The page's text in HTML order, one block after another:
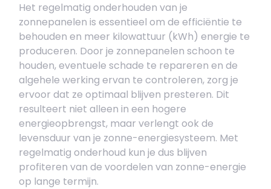
Het regelmatig onderhouden van je
zonnepanelen is essentieel om de efficiëntie te
behouden en meer kilowattuur (kWh) energie te
produceren. Door je zonnepanelen schoon te
houden, eventuele schade te repareren en de
algehele werking ervan te controleren, zorg je
ervoor dat ze optimaal blijven presteren. Dit
resulteert niet alleen in een hogere
energieopbrengst, maar verlengt ook de
levensduur van je zonne-energiesysteem. Met
regelmatig onderhoud kun je dus blijven
profiteren van de voordelen van zonne-energie
op lange termijn.